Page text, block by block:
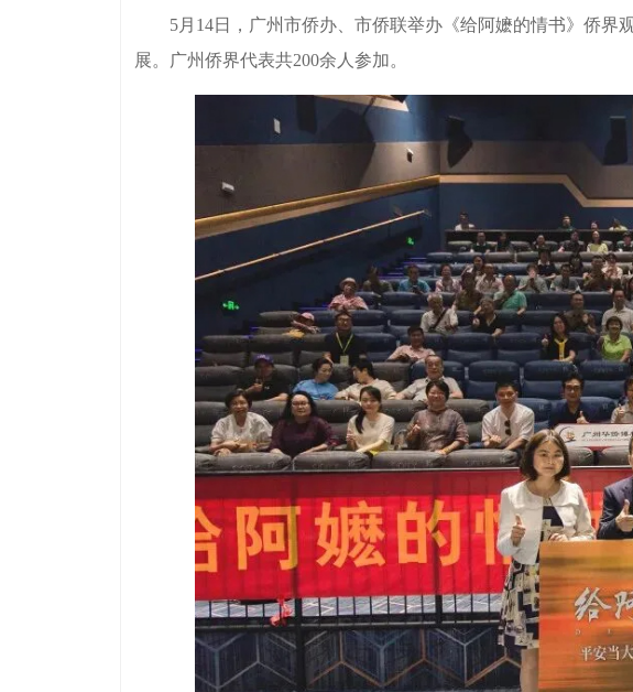
5月14日，广州市侨办、市侨联举办《给阿嬷的情书》侨界
展。广州侨界代表共200余人参加。